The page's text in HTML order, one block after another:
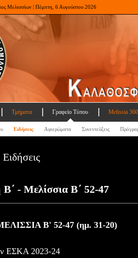
Μελισσίων | Πέμπτη, 6 Αυγούστου 2026
Τμήματα Γραφείο Τύπου Melissia
Ειδήσεις Αφιερώματα Συνεντεύξεις
- Μελίσσια Β΄ 52-47
Β' 52-47 (ημ. 31-20)
ΕΣΚΑ 2023-24